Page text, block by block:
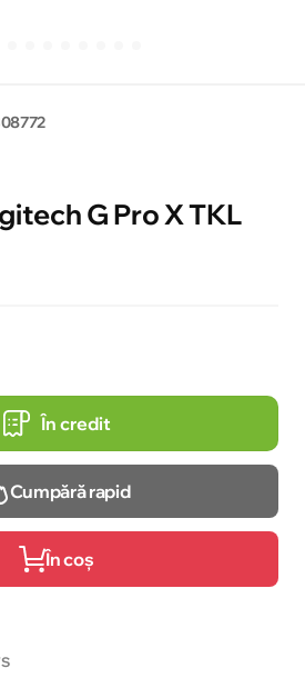
G Pro X TKL
În credit
Cumpără rapid
În coș